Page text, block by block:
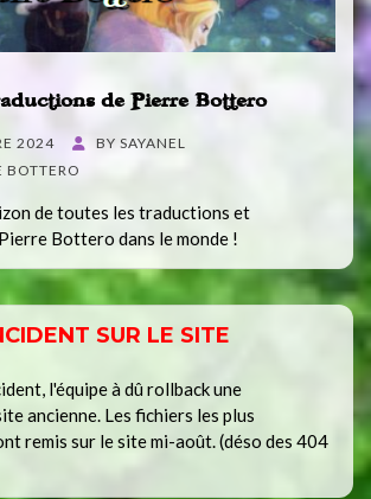
de Pierre Bottero
2024 BY SAYANEL
BOTTERO
de toutes les traductions et
Bottero dans le monde !
SUR LE SITE
l'équipe à dû rollback une
ancienne. Les fichiers les plus
remis sur le site mi-août. (déso des 404